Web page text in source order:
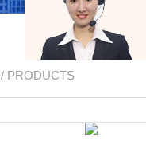
/ PRODUCTS